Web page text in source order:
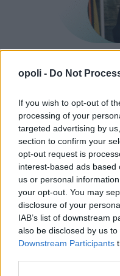
opoli - Do Not
If you wish to opt-out of
processing of your
targeted advertising by
section to confirm your
opt-out request is
interest-based ads
us or personal
your opt-out. You may
disclosure of your
IAB’s list of downstream
also be disclosed by us
Downstream Participants